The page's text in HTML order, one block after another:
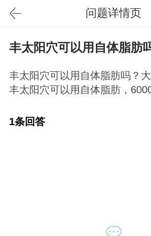
问题详情页
丰太阳穴可以用自体脂肪
丰太阳穴可以用自体脂肪吗？
丰太阳穴可以用自体脂肪，
1条回答